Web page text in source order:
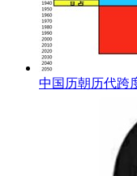
中国历朝历代跨